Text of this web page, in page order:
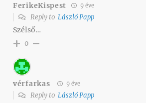
FerikeKispest 9 éve
Reply to László Papp
Szélső…
0
vérfarkas 9 éve
Reply to László Papp